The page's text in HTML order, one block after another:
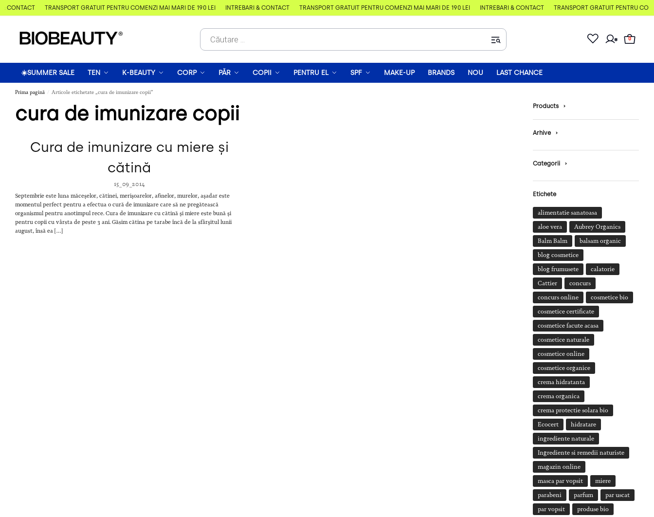
CONTACT TRANSPORT GRATUIT PENTRU COMENZI MAI MARI DE 190 LEI ÎNTREBĂRI & CONTACT TRANSPORT GRATUIT PENTRU COMENZI MAI MARI DE 190 LEI ÎNTREBĂRI & CONTACT TRANSPORT GRATUIT PENTRU
0
☀️SUMMER SALE TEN K-BEAUTY CORP PĂR COPII PENTRU EL SPF MAKE-UP BRANDS NOU LAST CHANCE
Prima pagină / Articole etichetate „cura de imunizare copii”
cura de imunizare copii
Cura de imunizare cu miere și
cătină
15_09_2014
Septembrie este luna măceșelor, cătinei, merișoarelor, afinelor, murelor, așadar este
momentul perfect pentru a efectua o cură de imunizare care să ne pregătească
organismul pentru anotimpul rece. Cura de imunizare cu cătină și miere este bună și
pentru copii cu vârsta de peste 3 ani. Găsim cătina pe tarabe încă de la sfârșitul lunii
august, însă ea […]
Products ›
Arhive ›
Categorii ›
Etichete
alimentatie sanatoasa
aloe vera Aubrey Organics
Balm Balm balsam organic
blog cosmetice
blog frumusete calatorie
Cattier concurs
concurs online cosmetice bio
cosmetice certificate
cosmetice facute acasa
cosmetice naturale
cosmetice online
cosmetice organice
crema hidratanta
crema organica
crema protectie solara bio
Ecocert hidratare
ingrediente naturale
Ingrediente si remedii naturiste
magazin online
masca par vopsit miere
parabeni parfum par uscat
par vopsit produse bio